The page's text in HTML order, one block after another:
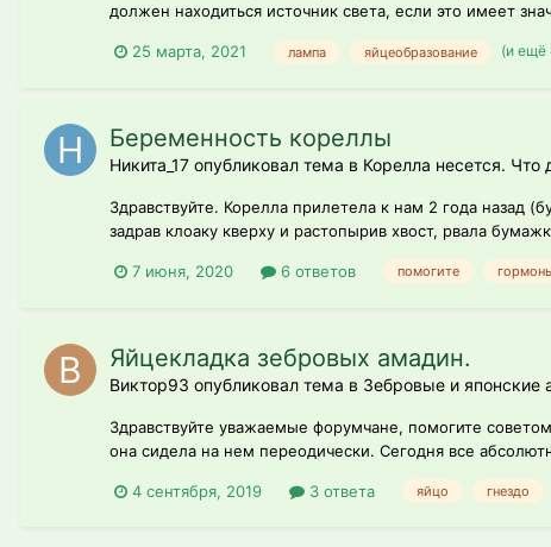
должен находиться источник света, если это имеет
25 марта, 2021 лампа яйцеобразование (и ещё
Беременность кореллы
Никита_17 опубликовал тема в Корелла несется. Что
Здравствуйте. Корелла прилетела к нам 2 года назад
задрав клоаку кверху и растопырив хвост, рвала
7 июня, 2020 6 ответов помогите
Яйцекладка зебровых амадин.
Виктор93 опубликовал тема в Зебровые и японские
Здравствуйте уважаемые форумчане, помогите
она сидела на нем переодически. Сегодня все
4 сентября, 2019 3 ответа яйцо гнездо